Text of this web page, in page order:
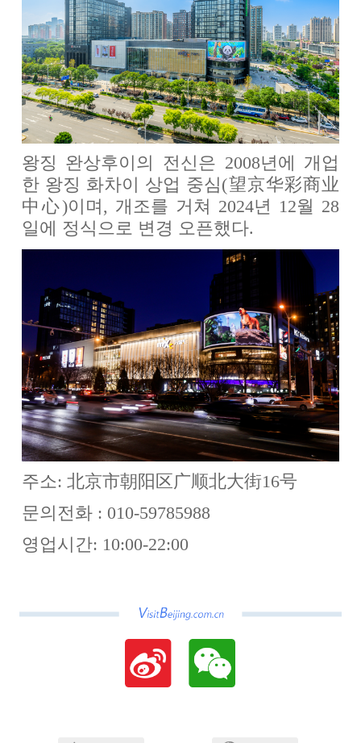
왕징 완상후이의 전신은 2008년에 개업
한 왕징 화차이 상업 중심(望京华彩商业
中心)이며, 개조를 거쳐 2024년 12월 28
일에 정식으로 변경 오픈했다.
주소: 北京市朝阳区广顺北大街16号
문의전화 : 010-59785988
영업시간: 10:00-22:00